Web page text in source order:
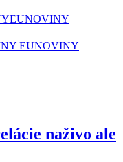
EUNOVINY
EUNOVINY
naživo ale